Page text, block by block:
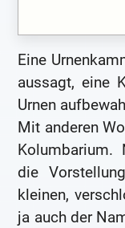
Eine
aussagt, eine
Urnen
Mit anderen
Kolumbarium.
die
kleinen,
ja auch der